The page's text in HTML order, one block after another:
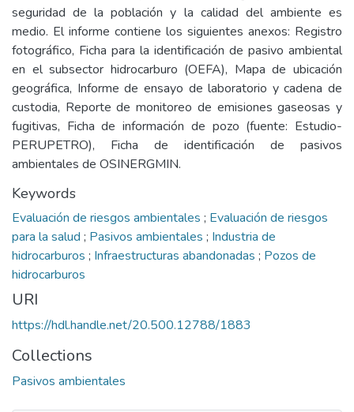
seguridad de la población y la calidad del ambiente es
medio. El informe contiene los siguientes anexos: Registro
fotográfico, Ficha para la identificación de pasivo ambiental
en el subsector hidrocarburo (OEFA), Mapa de ubicación
geográfica, Informe de ensayo de laboratorio y cadena de
custodia, Reporte de monitoreo de emisiones gaseosas y
fugitivas, Ficha de información de pozo (fuente: Estudio-
PERUPETRO), Ficha de identificación de pasivos
ambientales de OSINERGMIN.
Keywords
Evaluación de riesgos ambientales ; Evaluación de riesgos
para la salud ; Pasivos ambientales ; Industria de
hidrocarburos ; Infraestructuras abandonadas ; Pozos de
hidrocarburos
URI
https://hdl.handle.net/20.500.12788/1883
Collections
Pasivos ambientales